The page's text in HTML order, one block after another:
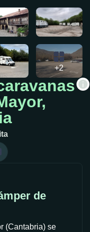
+2
de
(Cantabria) se